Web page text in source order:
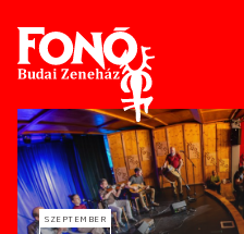
Tovább a tartalomhoz
SZEPTEMBER